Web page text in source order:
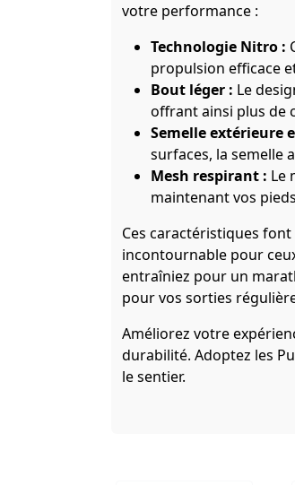
votre performance :
Technologie Nitro :
propulsion efficace
Bout léger : Le
offrant ainsi plus de
Semelle extérieure
surfaces, la semelle
Mesh respirant : Le
maintenant vos
Ces caractéristiques
incontournable pour
entraîniez pour un
pour vos sorties
Améliorez votre
durabilité. Adoptez les
le sentier.